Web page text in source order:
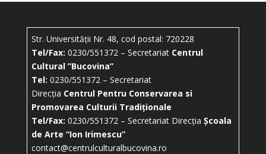
Str. Universității Nr. 48, cod postal: 720228
Tel/Fax: 0230/551372 – Secretariat Centrul
Cultural ”Bucovina”
Tel: 0230/551372 – Secretariat
Direcția Centrul Pentru Conservarea si
Promovarea Culturii Tradiționale
Tel/Fax: 0230/551372 – Secretariat Direcția Școala
de Arte “Ion Irimescu”
contact@centrulculturalbucovina.ro